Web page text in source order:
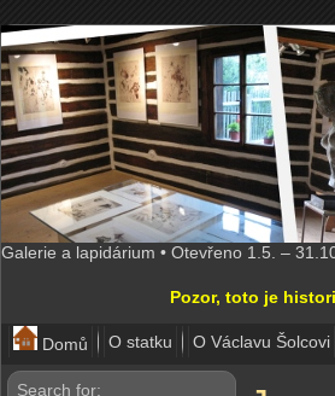
Galerie a lapidárium • Otevřeno 1.5. –
Pozor, toto je
Domů O statku O Václavu Šolcovi
Search for: